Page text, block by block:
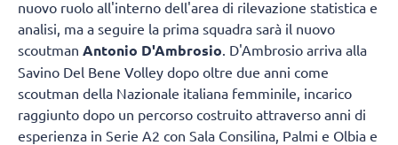
nuovo ruolo all'interno dell'area di rilevazione statistica e
analisi, ma a seguire la prima squadra sarà il nuovo
scoutman Antonio D'Ambrosio . D'Ambrosio arriva alla
Savino Del Bene Volley dopo oltre due anni come
scoutman della Nazionale italiana femminile, incarico
raggiunto dopo un percorso costruito attraverso anni di
esperienza in Serie A2 con Sala Consilina, Palmi e Olbia e